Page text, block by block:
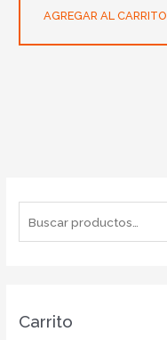
Carrito
AGREGAR AL CARRITO